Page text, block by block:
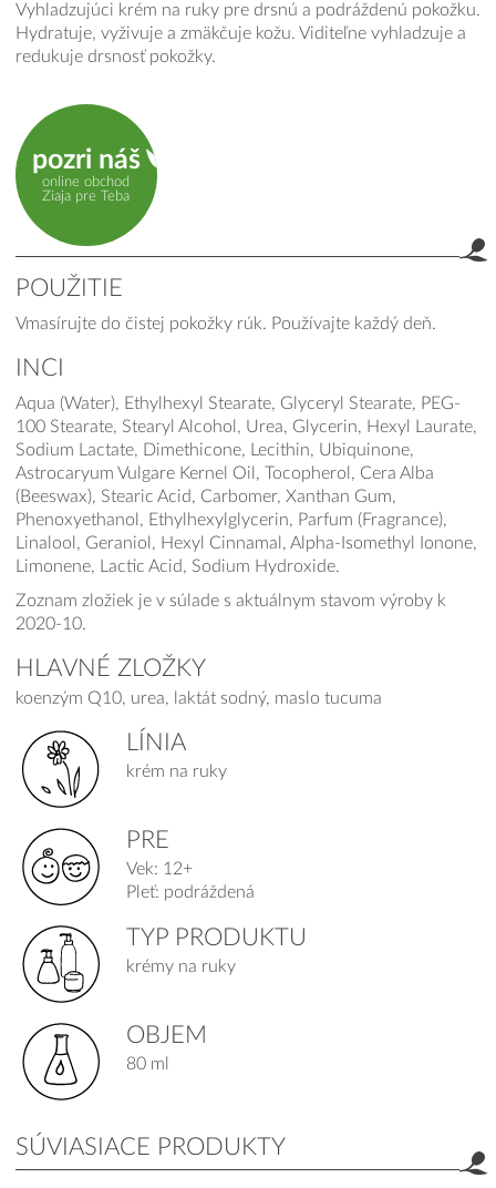
Vyhladzujúci krém na ruky pre drsnú a podráždenú pokožku.
Hydratuje, vyživuje a zmäkčuje kožu. Viditeľne vyhladzuje a
redukuje drsnosť pokožky.
pozri náš
online obchod
Ziaja pre Teba
POUŽITIE
Vmasírujte do čistej pokožky rúk. Používajte každý deň.
INCI
Aqua (Water), Ethylhexyl Stearate, Glyceryl Stearate, PEG-
100 Stearate, Stearyl Alcohol, Urea, Glycerin, Hexyl Laurate,
Sodium Lactate, Dimethicone, Lecithin, Ubiquinone,
Astrocaryum Vulgare Kernel Oil, Tocopherol, Cera Alba
(Beeswax), Stearic Acid, Carbomer, Xanthan Gum,
Phenoxyethanol, Ethylhexylglycerin, Parfum (Fragrance),
Linalool, Geraniol, Hexyl Cinnamal, Alpha-Isomethyl Ionone,
Limonene, Lactic Acid, Sodium Hydroxide.
Zoznam zložiek je v súlade s aktuálnym stavom výroby k
2020-10.
HLAVNÉ ZLOŽKY
koenzým Q10, urea, laktát sodný, maslo tucuma
LÍNIA
krém na ruky
PRE
Vek: 12+
Pleť: podráždená
TYP PRODUKTU
krémy na ruky
OBJEM
80 ml
SÚVIASIACE PRODUKTY